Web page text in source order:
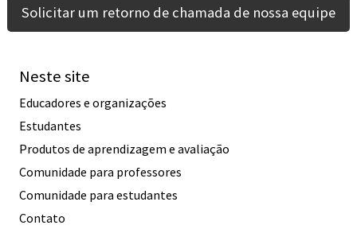
Solicitar um retorno de chamada de nossa equipe
Neste site
Educadores e organizações
Estudantes
Produtos de aprendizagem e avaliação
Comunidade para professores
Comunidade para estudantes
Contato